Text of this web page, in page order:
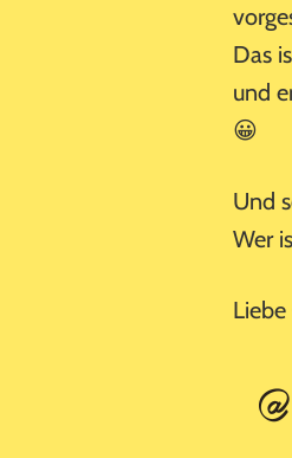
Das
und
😀
Und
Wer